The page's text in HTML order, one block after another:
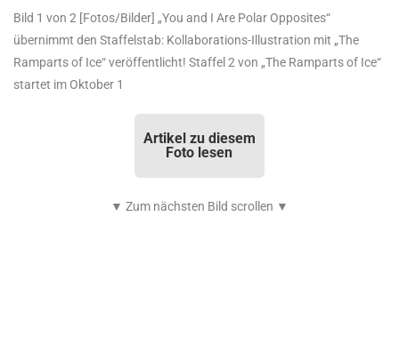
Bild 1 von 2 [Fotos/Bilder] „You and I Are Polar Opposites“
übernimmt den Staffelstab: Kollaborations-Illustration mit „The
Ramparts of Ice“ veröffentlicht! Staffel 2 von „The Ramparts of Ice“
startet im Oktober 1
Artikel zu diesem
Foto lesen
▼ Zum nächsten Bild scrollen ▼